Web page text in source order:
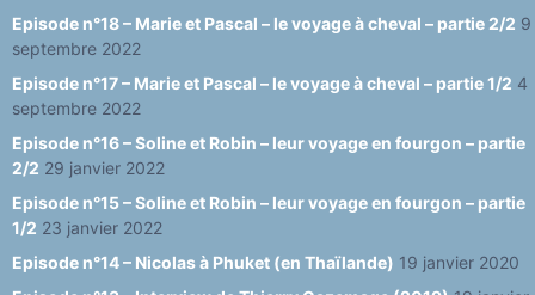
Episode n°18 – Marie et Pascal – le voyage à cheval – partie 2/2 9
septembre 2022
Episode n°17 – Marie et Pascal – le voyage à cheval – partie 1/2 4
septembre 2022
Episode n°16 – Soline et Robin – leur voyage en fourgon – partie
2/2 29 janvier 2022
Episode n°15 – Soline et Robin – leur voyage en fourgon – partie
1/2 23 janvier 2022
Episode n°14 – Nicolas à Phuket (en Thaïlande) 19 janvier 2020